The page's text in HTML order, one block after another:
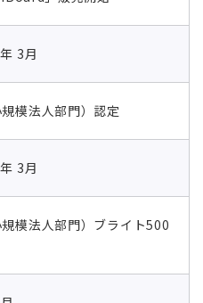
3月
模法人部門）認定
3月
模法人部門）ブライト500